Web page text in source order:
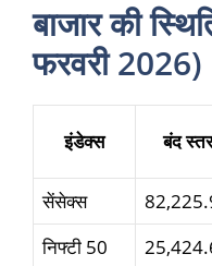
बाजार की
फरवरी 2026)
इंडेक्स बंद स्तर
सेंसेक्स
निफ्टी 50